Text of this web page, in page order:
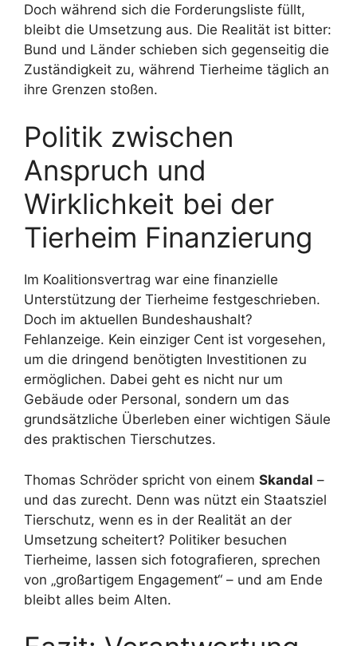
Doch während sich die Forderungsliste füllt,
bleibt die Umsetzung aus. Die Realität ist bitter:
Bund und Länder schieben sich gegenseitig die
Zuständigkeit zu, während Tierheime täglich an
ihre Grenzen stoßen.
Politik zwischen
Anspruch und
Wirklichkeit bei der
Tierheim Finanzierung
Im Koalitionsvertrag war eine finanzielle
Unterstützung der Tierheime festgeschrieben.
Doch im aktuellen Bundeshaushalt?
Fehlanzeige. Kein einziger Cent ist vorgesehen,
um die dringend benötigten Investitionen zu
ermöglichen. Dabei geht es nicht nur um
Gebäude oder Personal, sondern um das
grundsätzliche Überleben einer wichtigen Säule
des praktischen Tierschutzes.
Thomas Schröder spricht von einem Skandal –
und das zurecht. Denn was nützt ein Staatsziel
Tierschutz, wenn es in der Realität an der
Umsetzung scheitert? Politiker besuchen
Tierheime, lassen sich fotografieren, sprechen
von „großartigem Engagement“ – und am Ende
bleibt alles beim Alten.